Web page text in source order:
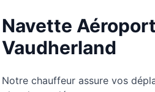
Navette
Vaudherland
Notre chauffeur assure vos